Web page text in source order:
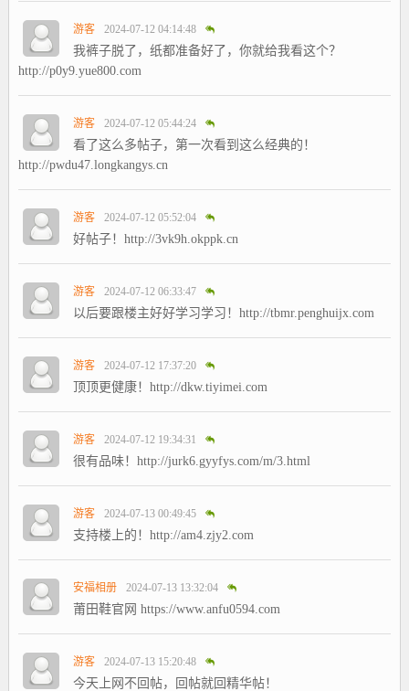
游客 2024-07-12 04:14:48
我裤子脱了，纸都准备好了，你就给我看这个？
http://p0y9.yue800.com
游客 2024-07-12 05:44:24
看了这么多帖子，第一次看到这么经典的！
http://pwdu47.longkangys.cn
游客 2024-07-12 05:52:04
好帖子！http://3vk9h.okppk.cn
游客 2024-07-12 06:33:47
以后要跟楼主好好学习学习！http://tbmr.penghuijx.com
游客 2024-07-12 17:37:20
顶顶更健康！http://dkw.tiyimei.com
游客 2024-07-12 19:34:31
很有品味！http://jurk6.gyyfys.com/m/3.html
游客 2024-07-13 00:49:45
支持楼上的！http://am4.zjy2.com
安福相册 2024-07-13 13:32:04
莆田鞋官网 https://www.anfu0594.com
游客 2024-07-13 15:20:48
今天上网不回帖，回帖就回精华帖！